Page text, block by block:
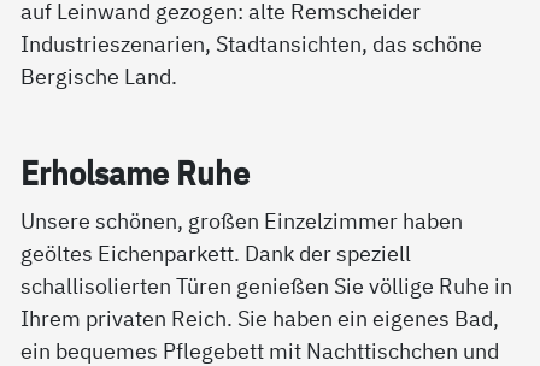
auf Leinwand gezogen: alte Remscheider
Industrieszenarien, Stadtansichten, das schöne
Bergische Land.
Er­hol­sa­me Ru­he
Unsere schönen, großen Einzelzimmer haben
geöltes Eichenparkett. Dank der speziell
schallisolierten Türen genießen Sie völlige Ruhe in
Ihrem privaten Reich. Sie haben ein eigenes Bad,
ein bequemes Pflegebett mit Nachttischchen und